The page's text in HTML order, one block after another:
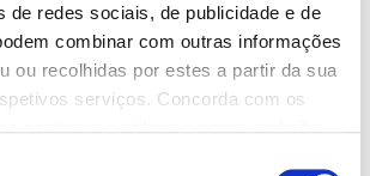
de redes sociais, de publicidade e de
combinar com outras informações
ou recolhidas por estes a partir da sua
serviços. Concorda com os